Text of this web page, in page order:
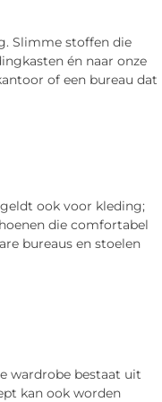
Slimme stoffen die
én naar onze
of een bureau dat
ook voor kleding;
die comfortabel
bureaus en stoelen
wardrobe bestaat uit
kan ook worden